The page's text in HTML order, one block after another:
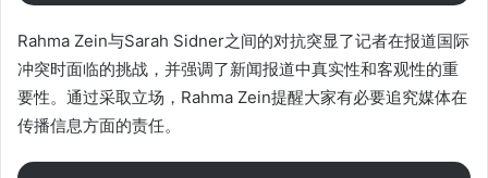
Rahma Zein与Sarah Sidner之间的对抗突显了记者在报道国际
冲突时面临的挑战，并强调了新闻报道中真实性和客观性的重
要性。通过采取立场，Rahma Zein提醒大家有必要追究媒体在
传播信息方面的责任。